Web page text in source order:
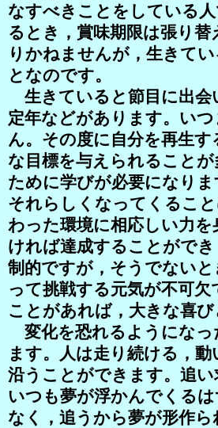
なすべきことをしている
るとき，賞味期限は張り
りかねませんが，生きて
となのです。
生きていると節目に出会
定年などがあります。い
ん。その度に自分を再生
な目標を与えられること
ために学びが必要になり
それらしくなってくるこ
わった環境に相応しい力
ければ達成することがで
制的ですが，そうでない
って挑戦する元気が不可
ことがあれば，大きな喜
変化を恐れるようになっ
ます。人は走り続ける，
沿うことができます。追
いつも夢が浮かんでくる
なく，追うから夢が形作